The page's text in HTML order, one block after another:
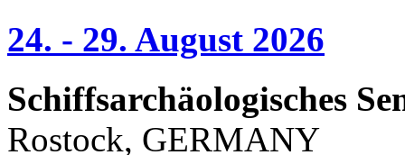
24. - 29. August 2026
Schiffsarchäologisches
Rostock, GERMANY